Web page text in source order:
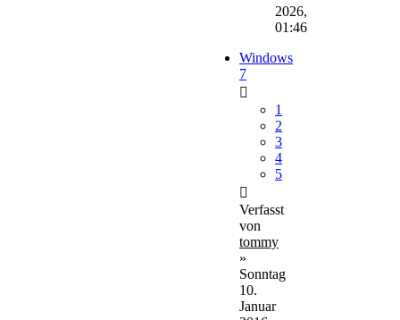
2026,
01:46
Windows
7
1
2
3
4
5
Verfasst
von
tommy
»
Sonntag
10.
Januar